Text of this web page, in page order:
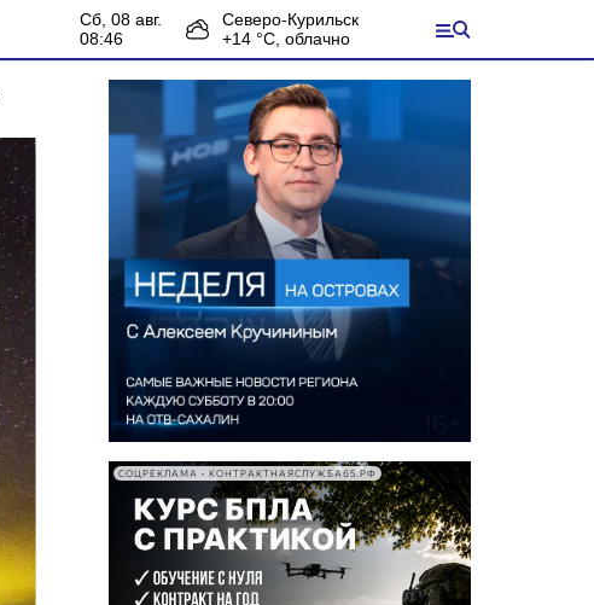
сб, 08 авг.
08:46
Северо-Курильск
+14 °С, облачно
СОЦРЕКЛАМА • КОНТРАКТНАЯСЛУЖБА65.РФ